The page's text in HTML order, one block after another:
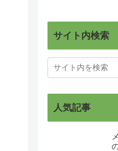
サイト内検索
人気記事